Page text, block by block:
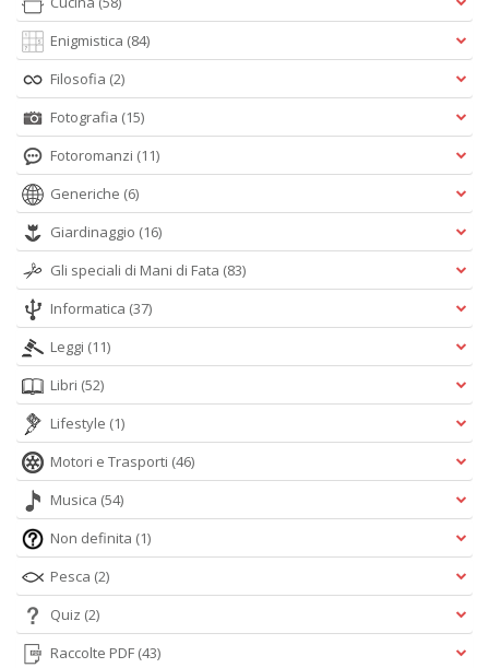
Enigmistica (84)
Filosofia (2)
Fotografia (15)
Fotoromanzi (11)
Generiche (6)
Giardinaggio (16)
Gli speciali di Mani di Fata (83)
Informatica (37)
Leggi (11)
Libri (52)
Lifestyle (1)
Motori e Trasporti (46)
Musica (54)
Non definita (1)
Pesca (2)
Quiz (2)
Raccolte PDF (43)